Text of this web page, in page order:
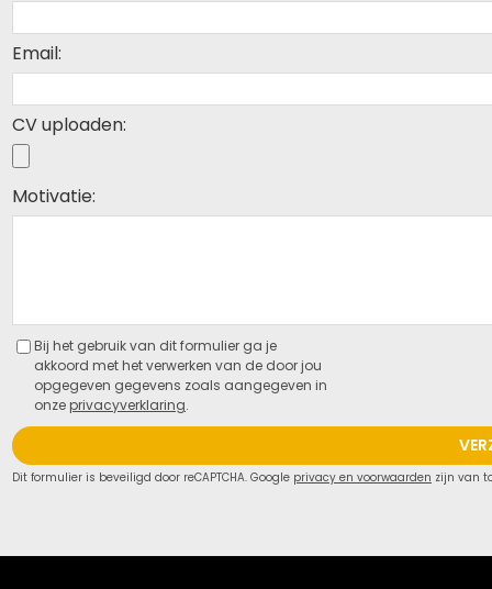
Email:
CV uploaden:
Motivatie:
Bij het gebruik van dit formulier ga je
akkoord met het verwerken van de door jou
opgegeven gegevens zoals aangegeven in
onzeprivacyverklaring.
Dit formulier is beveiligd door reCAPTCHA. Google privacy en voorwaarden zijn van